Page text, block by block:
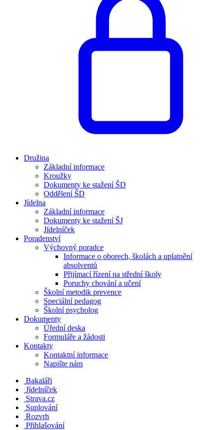
Družina
Základní informace
Kroužky
Dokumenty ke stažení ŠD
Oddělení ŠD
Jídelna
Základní informace
Dokumenty ke stažení ŠJ
Jídelníček
Poradenství
Výchovný poradce
Informace o oborech, školách a uplatnění
absolventů
Přijímací řízení na střední školy
Poruchy chování a učení
Školní metodik prevence
Speciální pedagog
Školní psycholog
Dokumenty
Úřední deska
Formuláře a žádosti
Kontakty
Kontaktní informace
Napište nám
Bakaláři
Jídelníček
Strava.cz
Suplování
Rozvrh
Přihlašování